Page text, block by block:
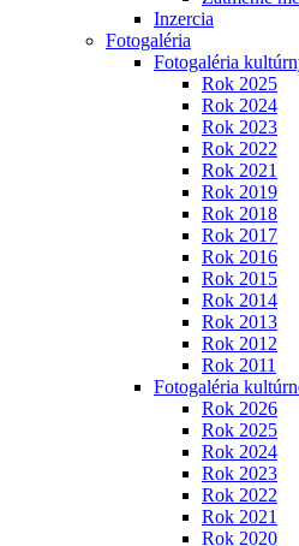
Inzercia
Fotogaléria
Fotogaléria
Rok 2025
Rok 2024
Rok 2023
Rok 2022
Rok 2021
Rok 2019
Rok 2018
Rok 2017
Rok 2016
Rok 2015
Rok 2014
Rok 2013
Rok 2012
Rok 2011
Fotogaléria
Rok 2026
Rok 2025
Rok 2024
Rok 2023
Rok 2022
Rok 2021
Rok 2020